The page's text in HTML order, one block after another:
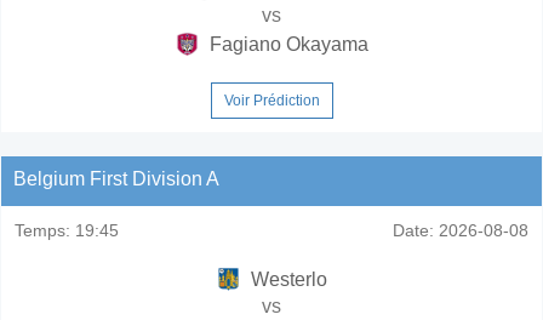
vs
Fagiano Okayama
Voir Prédiction
Belgium First Division A
Temps: 19:45 Date: 2026-08-08
Westerlo
vs